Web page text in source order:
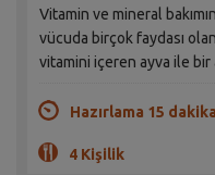
Vitamin ve mineral
vücuda birçok faydası
vitamini içeren ayva ile bir
Hazırlama 15 dakika
4 Kişilik